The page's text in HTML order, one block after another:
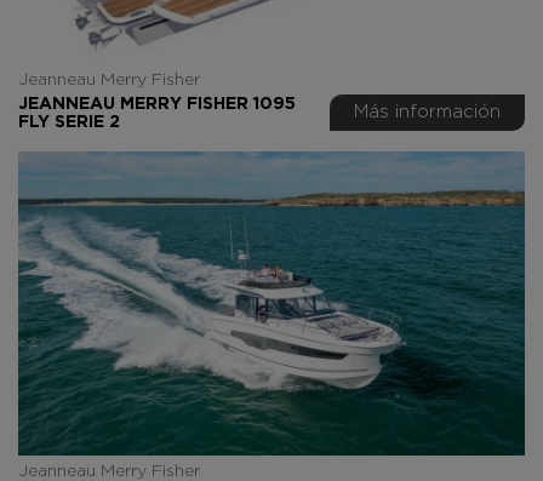
Jeanneau Merry Fisher
JEANNEAU MERRY FISHER 1095
FLY SERIE 2
Más información
Jeanneau Merry Fisher